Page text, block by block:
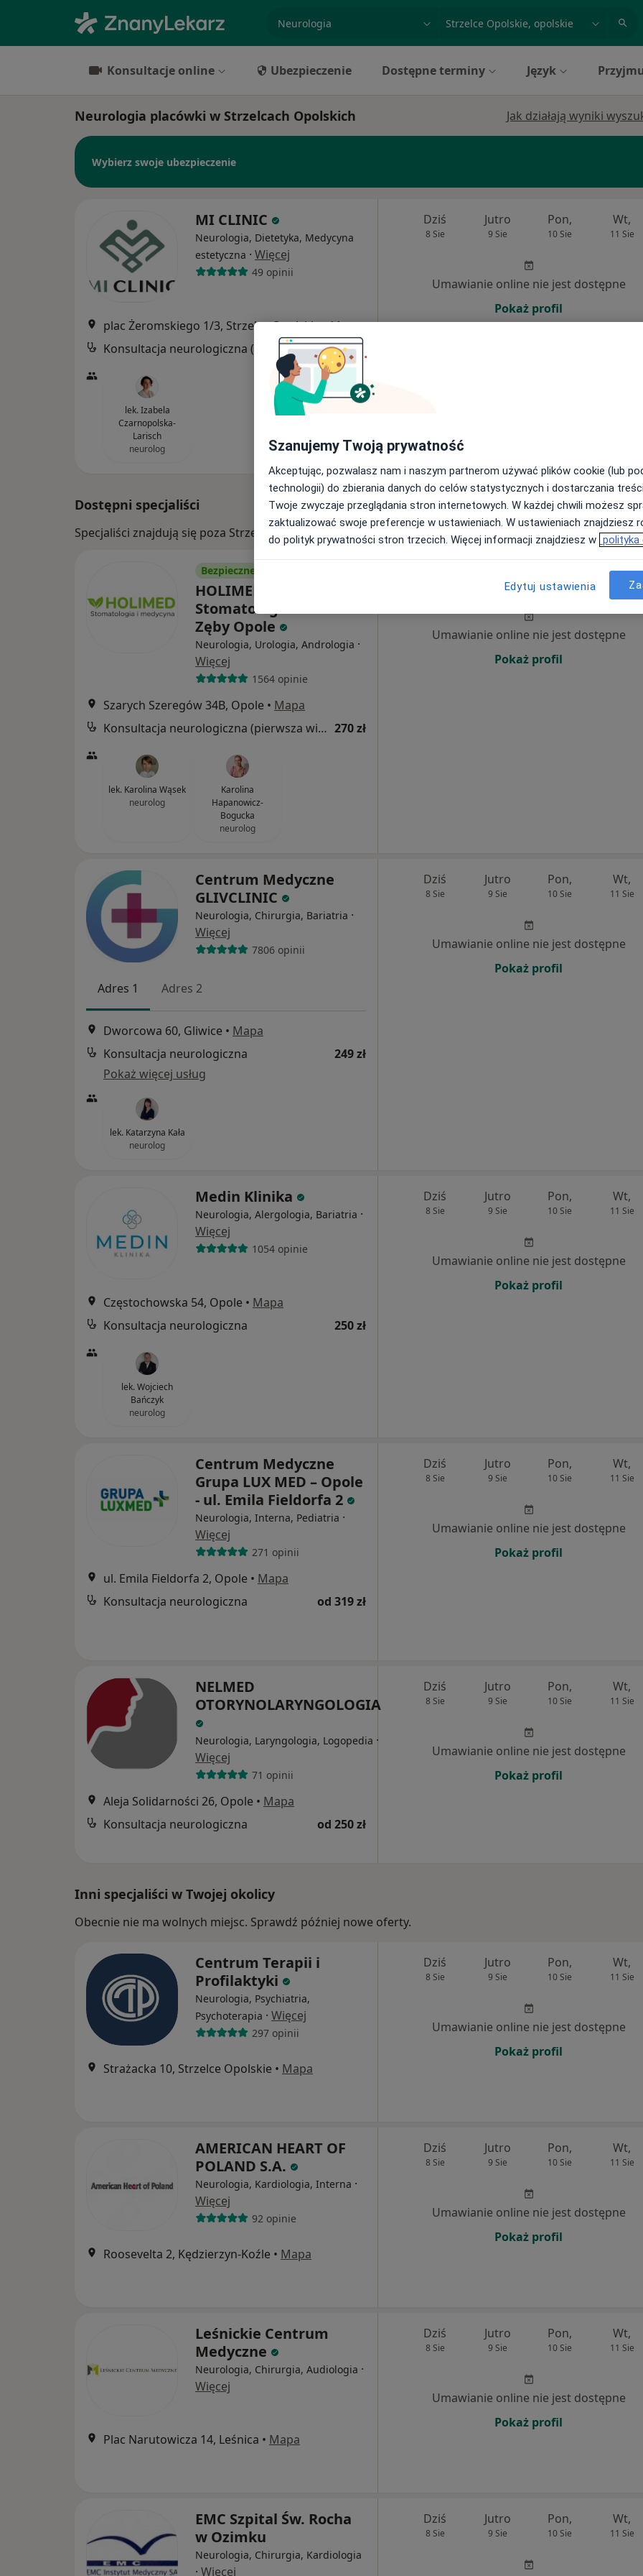
Konsultacje online Ubezpieczenie Dostępne terminy Język
Neurologia placówki w Strzelcach Opolskich Jak działają wyniki
Wybierz swoje ubezpieczenie
MI CLINIC
Neurologia, Dietetyka, Medycyna
estetyczna · Więcej
49 opinii
plac Żeromskiego 1/3, Strzelce Opolskie•Mapa
Konsultacja neurologiczna (pierwsza wizyta) 270 zł
lek. Izabela
Czarnopolska-
Larisch
neurolog
Dziś
8 Sie
Jutro
9 Sie
Pon,
10 Sie
Wt,
11 Sie
Umawianie online nie jest dostępne
Pokaż profil
Dostępni specjaliści
Specjaliści znajdują się poza Strzelce Opolskie, opolskie, w obszarach bliskich Twojemu wyszukiwaniu.
Bezpieczne płatności
HOLIMED /
Stomatologia Zdrowe
Zęby Opole
Neurologia, Urologia, Andrologia ·
Więcej
1564 opinie
Szarych Szeregów 34B, Opole • Mapa
Konsultacja neurologiczna (pierwsza wizyta) 270 zł
lek. Karolina Wąsek
neurolog
Karolina
Hapanowicz-
Bogucka
neurolog
9 Sie 10 Sie
Wt,
11 Sie
Umawianie online nie jest dostępne
Pokaż profil
Centrum Medyczne
GLIVCLINIC
Neurologia, Chirurgia, Bariatria ·
Więcej
7806 opinii
Adres 1 Adres 2
Dworcowa 60, Gliwice • Mapa
Konsultacja neurologiczna
249 zł
Pokaż więcej usług
lek. Katarzyna Kała
neurolog
Dziś
8 Sie
Jutro
9 Sie
Pon,
10 Sie
Wt,
11 Sie
Umawianie online nie jest dostępne
Pokaż profil
Medin Klinika
Neurologia, Alergologia, Bariatria ·
Więcej
1054 opinie
Częstochowska 54, Opole • Mapa
Konsultacja neurologiczna
250 zł
lek. Wojciech
Bańczyk
neurolog
Dziś
8 Sie
Jutro
9 Sie
Pon,
10 Sie
Wt,
11 Sie
Umawianie online nie jest dostępne
Pokaż profil
Centrum Medyczne
Grupa LUX MED – Opole
- ul. Emila Fieldorfa 2
Neurologia, Interna, Pediatria ·
Więcej
271 opinii
ul. Emila Fieldorfa 2, Opole • Mapa
Konsultacja neurologiczna
od 319 zł
Dziś
8 Sie
Jutro
9 Sie
Pon,
10 Sie
Wt,
11 Sie
Umawianie online nie jest dostępne
Pokaż profil
NELMED
OTORYNOLARYNGOLOGIA
Neurologia, Laryngologia, Logopedia ·
Więcej
71 opinii
Aleja Solidarności 26, Opole • Mapa
Konsultacja neurologiczna
od 250 zł
Dziś
8 Sie
Jutro
9 Sie
Pon,
10 Sie
Wt,
11 Sie
Umawianie online nie jest dostępne
Pokaż profil
Inni specjaliści w Twojej okolicy
Obecnie nie ma wolnych miejsc. Sprawdź później nowe oferty.
Centrum Terapii i
Profilaktyki
Neurologia, Psychiatria,
Psychoterapia · Więcej
297 opinii
Strażacka 10, Strzelce Opolskie • Mapa
Dziś
8 Sie
Jutro
9 Sie
Pon,
10 Sie
Wt,
11 Sie
Umawianie online nie jest dostępne
Pokaż profil
AMERICAN HEART OF
POLAND S.A.
Neurologia, Kardiologia, Interna ·
Więcej
92 opinie
Roosevelta 2, Kędzierzyn-Koźle • Mapa
Dziś
8 Sie
Jutro
9 Sie
Pon,
10 Sie
Wt,
11 Sie
Umawianie online nie jest dostępne
Pokaż profil
Leśnickie Centrum
Medyczne
Neurologia, Chirurgia, Audiologia ·
Więcej
Plac Narutowicza 14, Leśnica • Mapa
Dziś
8 Sie
Jutro
9 Sie
Pon,
10 Sie
Wt,
11 Sie
Umawianie online nie jest dostępne
Pokaż profil
EMC Szpital Św. Rocha
w Ozimku
Neurologia, Chirurgia, Kardiologia
· Więcej
Dziś
8 Sie
Jutro
9 Sie
Pon,
10 Sie
Wt,
11 Sie
Szanujemy Twoją prywatność
Akceptując, pozwalasz nam i naszym partnerom używać plików cookie (lub
technologii) do zbierania danych do celów statystycznych i dostarczania
Twoje zwyczaje przeglądania stron internetowych. W każdej chwili możesz
zaktualizować swoje preferencje w ustawieniach. W ustawieniach znajdziesz
do polityk prywatności stron trzecich. Więcej informacji znajdziesz w polityka
Edytuj ustawienia